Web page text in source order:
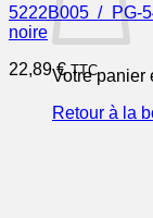
Votre panier
Retour à la
5222B005 / PG-
noire
22,89€ TTC